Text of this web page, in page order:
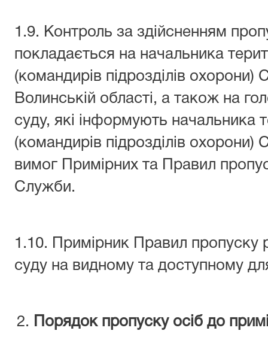
1.9. Контроль за здійсненням
покладається на начальника
(командирів підрозділів
Волинській області, а також на
суду, які інформують начальника
(командирів підрозділів
вимог Примірних та Правил
Служби.
1.10. Примірник Правил пропуску
суду на видному та доступному для
Порядок пропуску осіб до